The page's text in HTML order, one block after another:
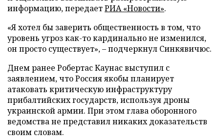
информацию, передаетРИА «Новости».
«Я хотел бы заверить общественность в том, что
уровень угроз как-то кардинально не изменился,
он просто существует», – подчеркнул Синкявичюс.
Днем ранее Робертас Каунас выступил с
заявлением, что Россия якобы планирует
атаковать критическую инфраструктуру
прибалтийских государств, используя дроны
украинской армии. При этом глава оборонного
ведомства не представил никаких доказательств
своим словам.